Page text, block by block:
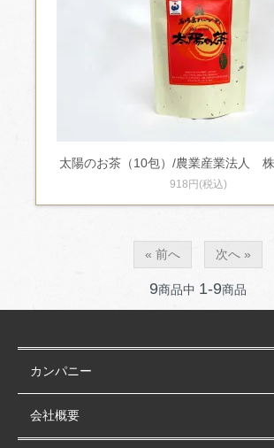
太陽のお茶（10包）/農業産業法人
918円(税込)
« 前へ 次へ »
9商品中 1-9商品
カンパニー
会社概要